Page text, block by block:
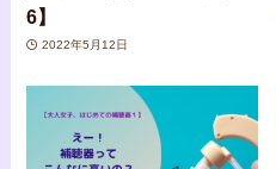
6】
2022年5月12日